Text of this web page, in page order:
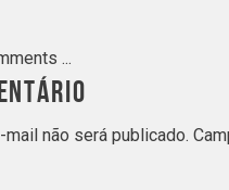
...
não será publicado.